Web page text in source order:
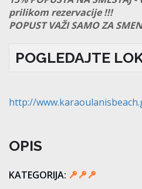
prilikom rezervacije!!!
POPUST VAŽI SAMO ZA
POGLEDAJTE
http://
OPIS
KATEGORIJA: